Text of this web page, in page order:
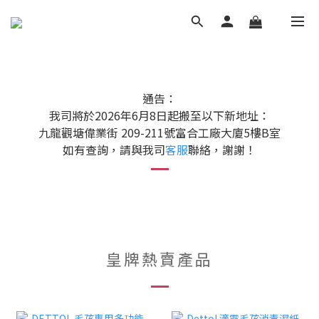
通告：
我司將於2026年6月8日起搬至以下新地址：
九龍觀塘偉業街 209-211號富合工廠大廈5樓B室
如有查詢，請與我司客服聯絡，謝謝！
皇牌熱賣產品